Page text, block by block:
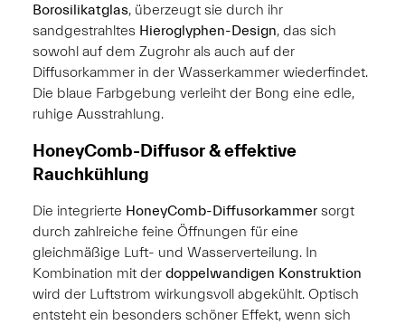
Borosilikatglas, überzeugt sie durch ihr
sandgestrahltes Hieroglyphen-Design, das sich
sowohl auf dem Zugrohr als auch auf der
Diffusorkammer in der Wasserkammer wiederfindet.
Die blaue Farbgebung verleiht der Bong eine edle,
ruhige Ausstrahlung.
HoneyComb-Diffusor & effektive
Rauchkühlung
Die integrierte HoneyComb-Diffusorkammer sorgt
durch zahlreiche feine Öffnungen für eine
gleichmäßige Luft- und Wasserverteilung. In
Kombination mit der doppelwandigen Konstruktion
wird der Luftstrom wirkungsvoll abgekühlt. Optisch
entsteht ein besonders schöner Effekt, wenn sich